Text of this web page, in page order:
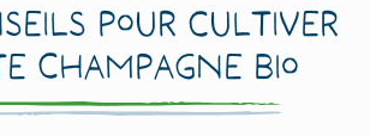
pour cultiver
Champagne Bio